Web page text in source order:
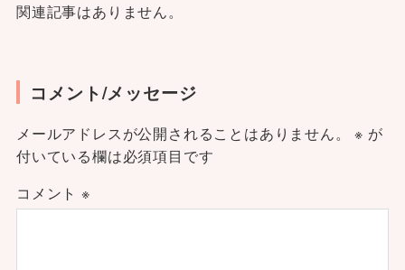
関連記事はありません。
コメント/メッセージ
メールアドレスが公開されることはありません。 ※ が
付いている欄は必須項目です
コメント ※